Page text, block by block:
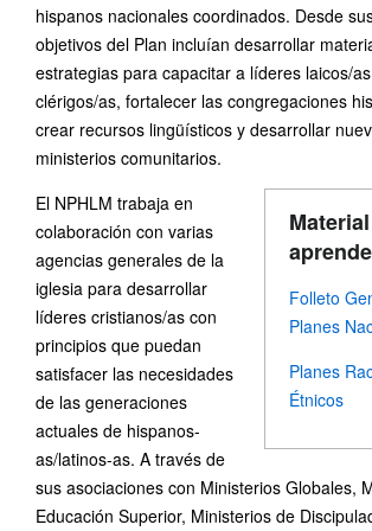
hispanos nacionales coordinados. Desde
objetivos del Plan incluían desarrollar
estrategias para capacitar a líderes laicos/
clérigos/as, fortalecer las congregaciones
crear recursos lingüísticos y desarrollar
ministerios comunitarios.
Folleto
Planes
Planes
Étnicos
El NPHLM trabaja en
colaboración con varias
agencias generales de la
iglesia para desarrollar
líderes cristianos/as con
principios que puedan
satisfacer las necesidades
de las generaciones
actuales de hispanos-
as/latinos-as. A través de
sus asociaciones con Ministerios Globales,
Educación Superior, Ministerios de